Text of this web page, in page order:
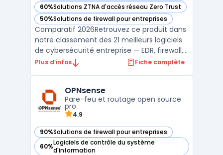
60%Solutions ZTNA d'accès réseau Zero Trust
— voir Cloudflare Zero Trust dans cette catégorie
50%Solutions de firewall pour entreprises
— voir Cloudflare Zero Trust dans cette catégorie
Comparatif 2026Retrouvez ce produit dans
notre classement des 21 meilleurs logiciels
de cybersécurité entreprise — EDR, firewall,
SIEM, XDR. ...
Plus d’infos Fiche complète
OPNsense
Pare-feu et routage open source
pro
4.9
90%Solutions de firewall pour entreprises
— voir OPNsense dans cette catégorie
60%Logiciels de contrôle du système
d'information
— voir OPNsense dans cette catégorie